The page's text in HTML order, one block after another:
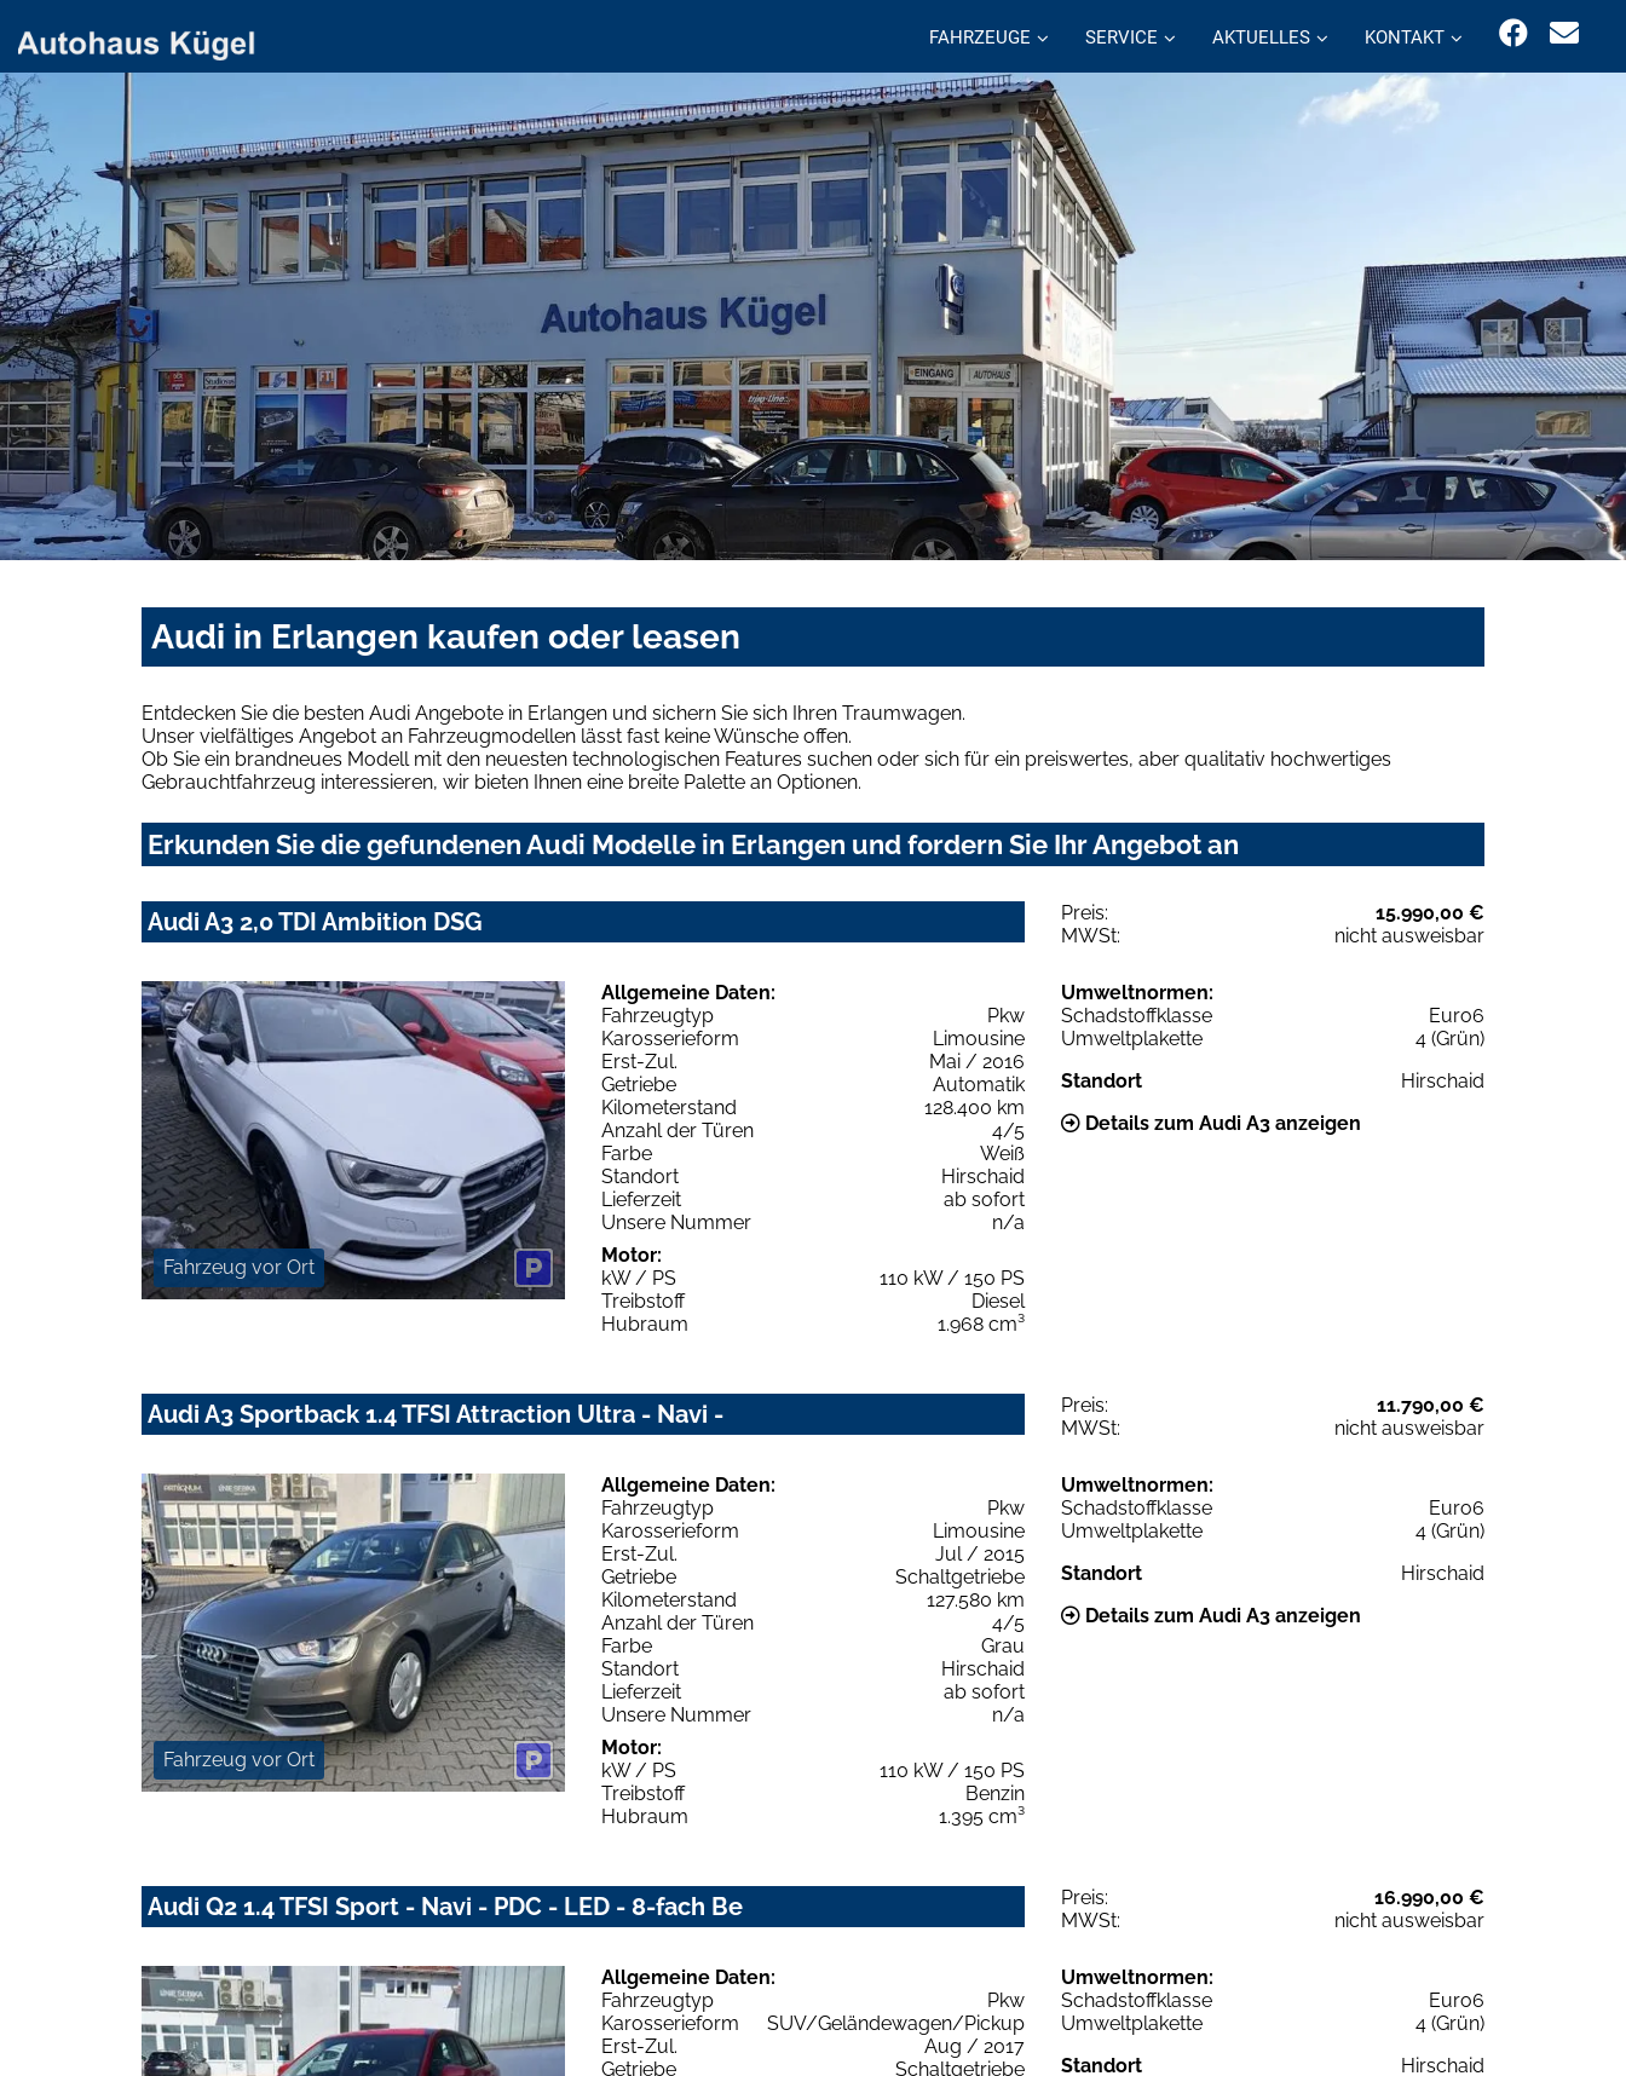
FAHRZEUGE SERVICE AKTUELLES KONTAKT
Audi in Erlangen kaufen oder leasen
Entdecken Sie die besten Audi Angebote in Erlangen und sichern Sie sich Ihren Traumwagen.
Unser vielfältiges Angebot an Fahrzeugmodellen lässt fast keine Wünsche offen.
Ob Sie ein brandneues Modell mit den neuesten technologischen Features suchen oder sich für ein preiswertes, aber qualitativ hochwertiges
Gebrauchtfahrzeug interessieren, wir bieten Ihnen eine breite Palette an Optionen.
Erkunden Sie die gefundenen Audi Modelle in Erlangen und fordern Sie Ihr Angebot an
Audi A3 2,0 TDI Ambition DSG Preis:
15.990,00 €
MWSt:
nicht ausweisbar
Fahrzeug vor Ort
Allgemeine Daten:
Fahrzeugtyp
Pkw
Karosserieform
Limousine
Erst-Zul.
Mai / 2016
Getriebe
Automatik
Kilometerstand
128.400 km
Anzahl der Türen
4/5
Farbe
Weiß
Standort
Hirschaid
Lieferzeit
ab sofort
Unsere Nummer
n/a
Motor:
kW / PS
110 kW / 150 PS
Treibstoff
Diesel
Hubraum
1.968 cm³
Umweltnormen:
Schadstoffklasse
Euro6
Umweltplakette
4 (Grün)
Standort
Hirschaid
Details zum Audi A3 anzeigen
Audi A3 Sportback 1.4 TFSI Attraction Ultra - Navi - Preis:
11.790,00 €
MWSt:
nicht ausweisbar
Fahrzeug vor Ort
Allgemeine Daten:
Fahrzeugtyp
Pkw
Karosserieform
Limousine
Erst-Zul.
Jul / 2015
Getriebe
Schaltgetriebe
Kilometerstand
127.580 km
Anzahl der Türen
4/5
Farbe
Grau
Standort
Hirschaid
Lieferzeit
ab sofort
Unsere Nummer
n/a
Motor:
kW / PS
110 kW / 150 PS
Treibstoff
Benzin
Hubraum
1.395 cm³
Umweltnormen:
Schadstoffklasse
Euro6
Umweltplakette
4 (Grün)
Standort
Hirschaid
Details zum Audi A3 anzeigen
Audi Q2 1.4 TFSI Sport - Navi - PDC - LED - 8-fach Be Preis:
16.990,00 €
MWSt:
nicht ausweisbar
Allgemeine Daten:
Fahrzeugtyp
Pkw
Karosserieform
SUV/Geländewagen/Pickup
Erst-Zul.
Aug / 2017
Getriebe
Schaltgetriebe
Umweltnormen:
Schadstoffklasse
Euro6
Umweltplakette
4 (Grün)
Standort
Hirschaid